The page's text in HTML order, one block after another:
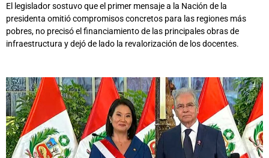
El legislador sostuvo que el primer mensaje a la Nación de la
presidenta omitió compromisos concretos para las regiones más
pobres, no precisó el financiamiento de las principales obras de
infraestructura y dejó de lado la revalorización de los docentes.